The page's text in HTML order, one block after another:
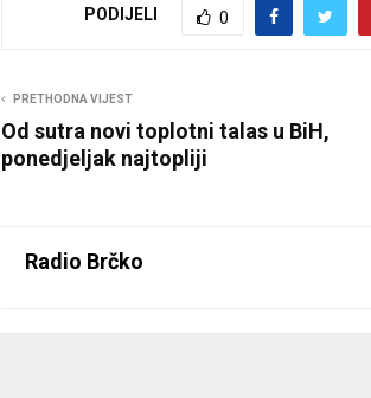
PODIJELI 0
PRETHODNA VIJEST
Od sutra novi toplotni talas u BiH,
ponedjeljak najtopliji
Radio Brčko